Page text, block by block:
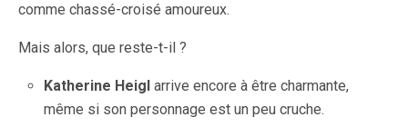
comme chassé-croisé amoureux.
Mais alors, que reste-t-il ?
Katherine Heiglarrive encore à être charmante,
même si son personnage est un peu cruche.